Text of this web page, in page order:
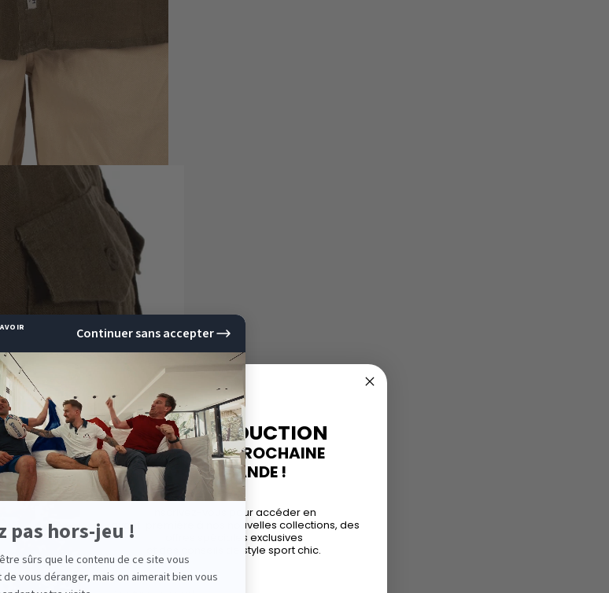
10%DE RÉDUCTION
SUR VOTRE PROCHAINE
COMMANDE !
Inscrivez-vous pour accéder en
avant-première à nos nouvelles collections, des
offres spéciales exclusives
et des conseils de style sport chic.